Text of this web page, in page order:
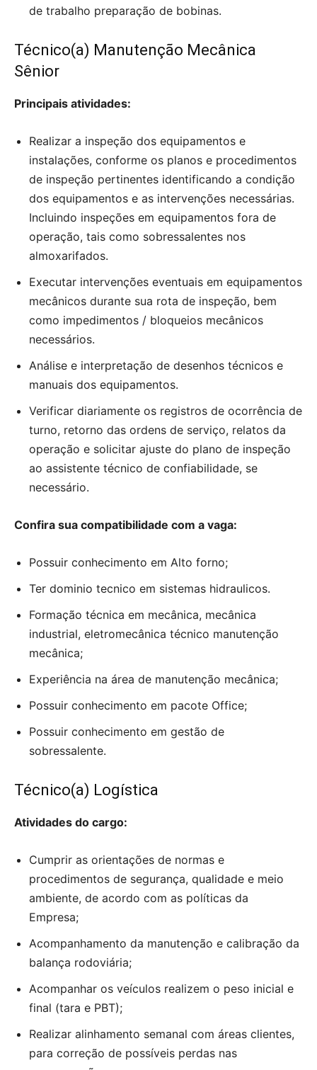
de trabalho preparação de bobinas.
Técnico(a) Manutenção Mecânica
Sênior
Principais atividades:
Realizar a inspeção dos equipamentos e
instalações, conforme os planos e procedimentos
de inspeção pertinentes identificando a condição
dos equipamentos e as intervenções necessárias.
Incluindo inspeções em equipamentos fora de
operação, tais como sobressalentes nos
almoxarifados.
Executar intervenções eventuais em equipamentos
mecânicos durante sua rota de inspeção, bem
como impedimentos / bloqueios mecânicos
necessários.
Análise e interpretação de desenhos técnicos e
manuais dos equipamentos.
Verificar diariamente os registros de ocorrência de
turno, retorno das ordens de serviço, relatos da
operação e solicitar ajuste do plano de inspeção
ao assistente técnico de confiabilidade, se
necessário.
Confira sua compatibilidade com a vaga:
Possuir conhecimento em Alto forno;
Ter dominio tecnico em sistemas hidraulicos.
Formação técnica em mecânica, mecânica
industrial, eletromecânica técnico manutenção
mecânica;
Experiência na área de manutenção mecânica;
Possuir conhecimento em pacote Office;
Possuir conhecimento em gestão de
sobressalente.
Técnico(a) Logística
Atividades do cargo:
Cumprir as orientações de normas e
procedimentos de segurança, qualidade e meio
ambiente, de acordo com as políticas da
Empresa;
Acompanhamento da manutenção e calibração da
balança rodoviária;
Acompanhar os veículos realizem o peso inicial e
final (tara e PBT);
Realizar alinhamento semanal com áreas clientes,
para correção de possíveis perdas nas